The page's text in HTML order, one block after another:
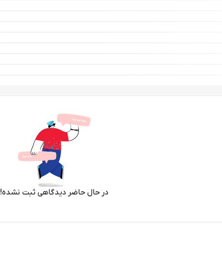
در حال حاضر دیدگاهی ثبت نشده!